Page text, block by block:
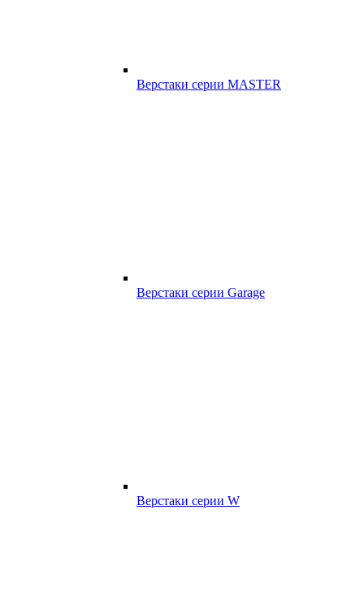
Верстаки серии MASTER
Верстаки серии Garage
Верстаки серии W